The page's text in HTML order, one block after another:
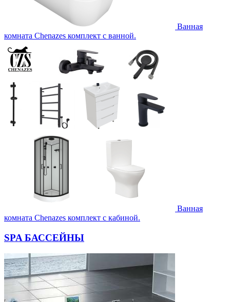
Ванная
комната Chenazes комплект с ванной.
Ванная
комната Chenazes комплект с кабиной.
SPA БАССЕЙНЫ